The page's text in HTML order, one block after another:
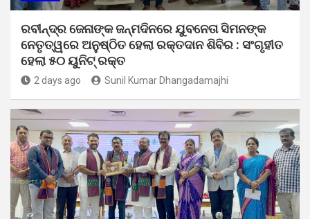
ରବୀନ୍ଦ୍ର ଜେନାଙ୍କ ଜନ୍ମଦିନରେ ଯୁବନେତା ସିମନଙ୍କ
ନେତୃତ୍ୱରେ ଅନୁଷ୍ଠିତ ହେଲା ରକ୍ତଦାନ ଶିବିର : ସଂଗୃହୀତ
ହେଲା ୫୦ ୟୁନିଟ୍ ରକ୍ତ
2 days ago Sunil Kumar Dhangadamajhi